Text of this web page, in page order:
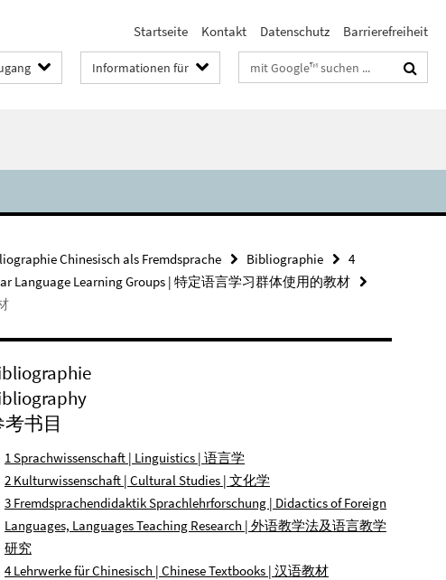
Startseite Kontakt Datenschutz Barrierefreiheit
Informationen für Suchbegriffe
Chinesisch als Fremdsprache Bibliographie
4
Language Learning Groups | 特定语言学习群体使用的教材
考书目
1 Sprachwissenschaft | Linguistics | 语言学
2 Kulturwissenschaft | Cultural Studies | 文化学
3 Fremdsprachendidaktik Sprachlehrforschung | Didactics of Foreign
Languages, Languages Teaching Research | 外语教学法及语言教学
研究
4 Lehrwerke für Chinesisch | Chinese Textbooks | 汉语教材